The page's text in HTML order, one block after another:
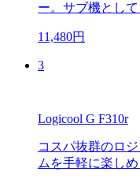
ー。サブ機として
11,480円
3
Logicool G F310r
コスパ抜群のロ
ムを手軽に楽しめ